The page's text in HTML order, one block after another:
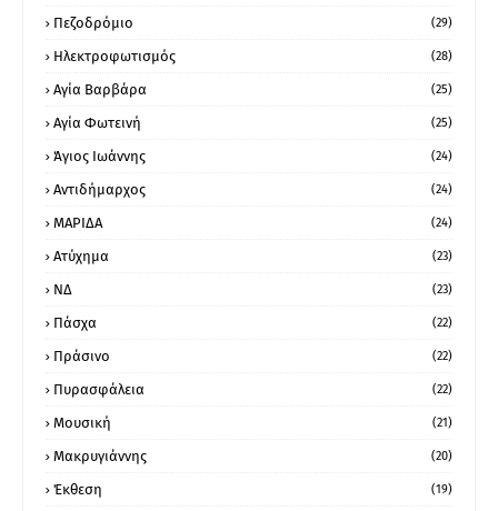
Πεζοδρόμιο (29)
Ηλεκτροφωτισμός (28)
Αγία Βαρβάρα (25)
Αγία Φωτεινή (25)
Άγιος Ιωάννης (24)
Αντιδήμαρχος (24)
ΜΑΡΙΔΑ (24)
Ατύχημα (23)
ΝΔ (23)
Πάσχα (22)
Πράσινο (22)
Πυρασφάλεια (22)
Μουσική (21)
Μακρυγιάννης (20)
Έκθεση (19)